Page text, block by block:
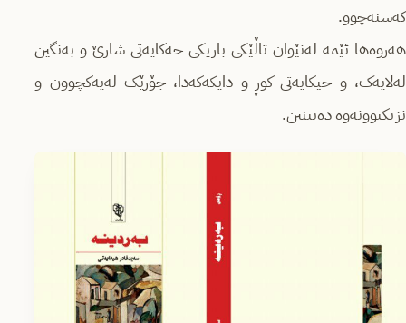
کەسنەچوو.
هەروەها ئێمە لەنێوان تاڵێکی باریکی حەکایەتی شارێ و بەنگین
لەلایەک، و حیکایەتی کوڕ و دایکەکەدا، جۆرێک لەیەکچوون و
نزیکبوونەوە دەبینین.